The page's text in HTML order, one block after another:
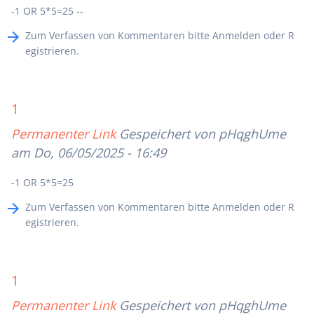
-1 OR 5*5=25 --
Zum Verfassen von Kommentaren bitte Anmelden oder R
egistrieren.
1
Permanenter Link Gespeichert von pHqghUme
am Do, 06/05/2025 - 16:49
-1 OR 5*5=25
Zum Verfassen von Kommentaren bitte Anmelden oder R
egistrieren.
1
Permanenter Link Gespeichert von pHqghUme